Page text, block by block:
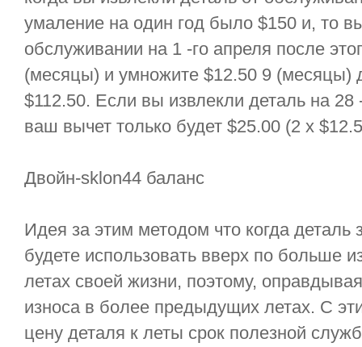
умаление на один год было $150 и, то
обслуживании на 1 -го апреля после
(месяцы) и умножите $12.50 9 (месяцы)
$112.50. Если вы извлекли деталь на 28
ваш вычет только будет $25.00 (2 х
Двойн-sklon44 баланс
Идея за этим методом что когда
будете использовать вверх по больше
летах своей жизни, поэтому,
износа в более предыдущих летах. С
цену деталя к леты срок полезной